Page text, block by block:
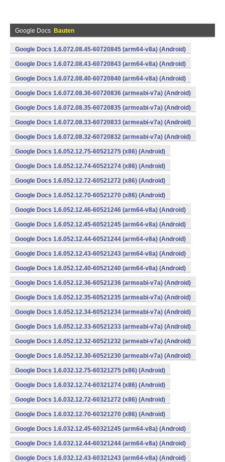
Google Docs Bauten
Google Docs 1.6.072.08.45-60720845 (arm64-v8a) (Android)
Google Docs 1.6.072.08.43-60720843 (arm64-v8a) (Android)
Google Docs 1.6.072.08.40-60720840 (arm64-v8a) (Android)
Google Docs 1.6.072.08.36-60720836 (armeabi-v7a) (Android)
Google Docs 1.6.072.08.35-60720835 (armeabi-v7a) (Android)
Google Docs 1.6.072.08.33-60720833 (armeabi-v7a) (Android)
Google Docs 1.6.072.08.32-60720832 (armeabi-v7a) (Android)
Google Docs 1.6.052.12.75-60521275 (x86) (Android)
Google Docs 1.6.052.12.74-60521274 (x86) (Android)
Google Docs 1.6.052.12.72-60521272 (x86) (Android)
Google Docs 1.6.052.12.70-60521270 (x86) (Android)
Google Docs 1.6.052.12.46-60521246 (arm64-v8a) (Android)
Google Docs 1.6.052.12.45-60521245 (arm64-v8a) (Android)
Google Docs 1.6.052.12.44-60521244 (arm64-v8a) (Android)
Google Docs 1.6.052.12.43-60521243 (arm64-v8a) (Android)
Google Docs 1.6.052.12.40-60521240 (arm64-v8a) (Android)
Google Docs 1.6.052.12.36-60521236 (armeabi-v7a) (Android)
Google Docs 1.6.052.12.35-60521235 (armeabi-v7a) (Android)
Google Docs 1.6.052.12.34-60521234 (armeabi-v7a) (Android)
Google Docs 1.6.052.12.33-60521233 (armeabi-v7a) (Android)
Google Docs 1.6.052.12.32-60521232 (armeabi-v7a) (Android)
Google Docs 1.6.052.12.30-60521230 (armeabi-v7a) (Android)
Google Docs 1.6.032.12.75-60321275 (x86) (Android)
Google Docs 1.6.032.12.74-60321274 (x86) (Android)
Google Docs 1.6.032.12.72-60321272 (x86) (Android)
Google Docs 1.6.032.12.70-60321270 (x86) (Android)
Google Docs 1.6.032.12.45-60321245 (arm64-v8a) (Android)
Google Docs 1.6.032.12.44-60321244 (arm64-v8a) (Android)
Google Docs 1.6.032.12.43-60321243 (arm64-v8a) (Android)